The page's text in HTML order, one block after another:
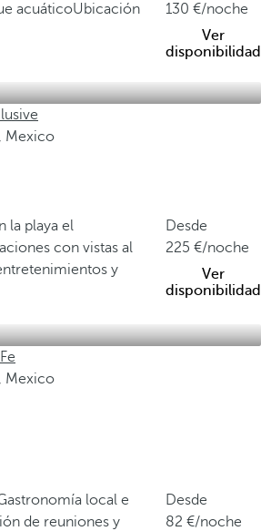
acuáticoUbicación
130
/noche
Ver
disponibilidad
Mexico
la playa el
con vistas al
y
Desde
225
/noche
Ver
disponibilidad
Mexico
local e
de reuniones y
Desde
82
/noche